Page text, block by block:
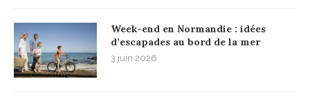
Week-end en Normandie : idées
d’escapades au bord de la mer
3 juin 2026